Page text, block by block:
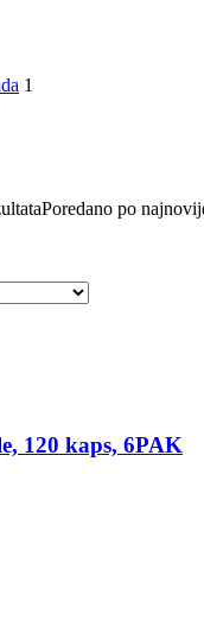
1
Poredano po
120 kaps, 6PAK